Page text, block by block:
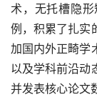
术，无托槽隐
例，积累了扎实
加国内外正畸学
以及学科前沿动
并发表核心论文